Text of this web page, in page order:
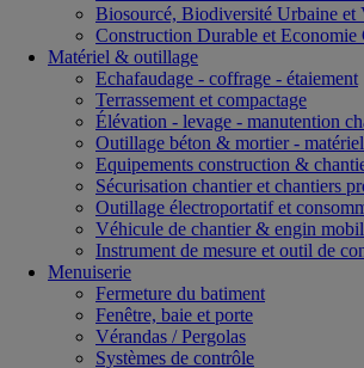
Biosourcé, Biodiversité Urbaine et
Construction Durable et Economie
Matériel & outillage
Echafaudage - coffrage - étaiement
Terrassement et compactage
Élévation - levage - manutention
Outillage béton & mortier -
Equipements construction &
Sécurisation chantier et chantiers
Outillage électroportatif et
Véhicule de chantier & engin
Instrument de mesure et outil de
Menuiserie
Fermeture du batiment
Fenêtre, baie et porte
Vérandas / Pergolas
Systèmes de contrôle